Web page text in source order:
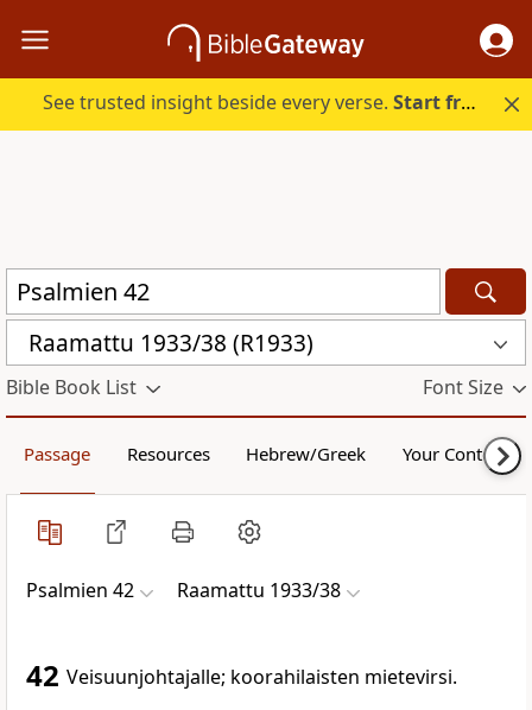
See trusted insight beside every verse.Start free.
Raamattu 1933/38 (R1933)
Bible Book List Font Size
Passage Resources Hebrew/Greek Your Content
Psalmien 42 Raamattu 1933/38
42 Veisuunjohtajalle; koorahilaisten mietevirsi.